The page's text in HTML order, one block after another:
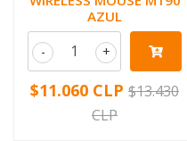
AZUL
+
-
$11.060 CLP $13.430
CLP